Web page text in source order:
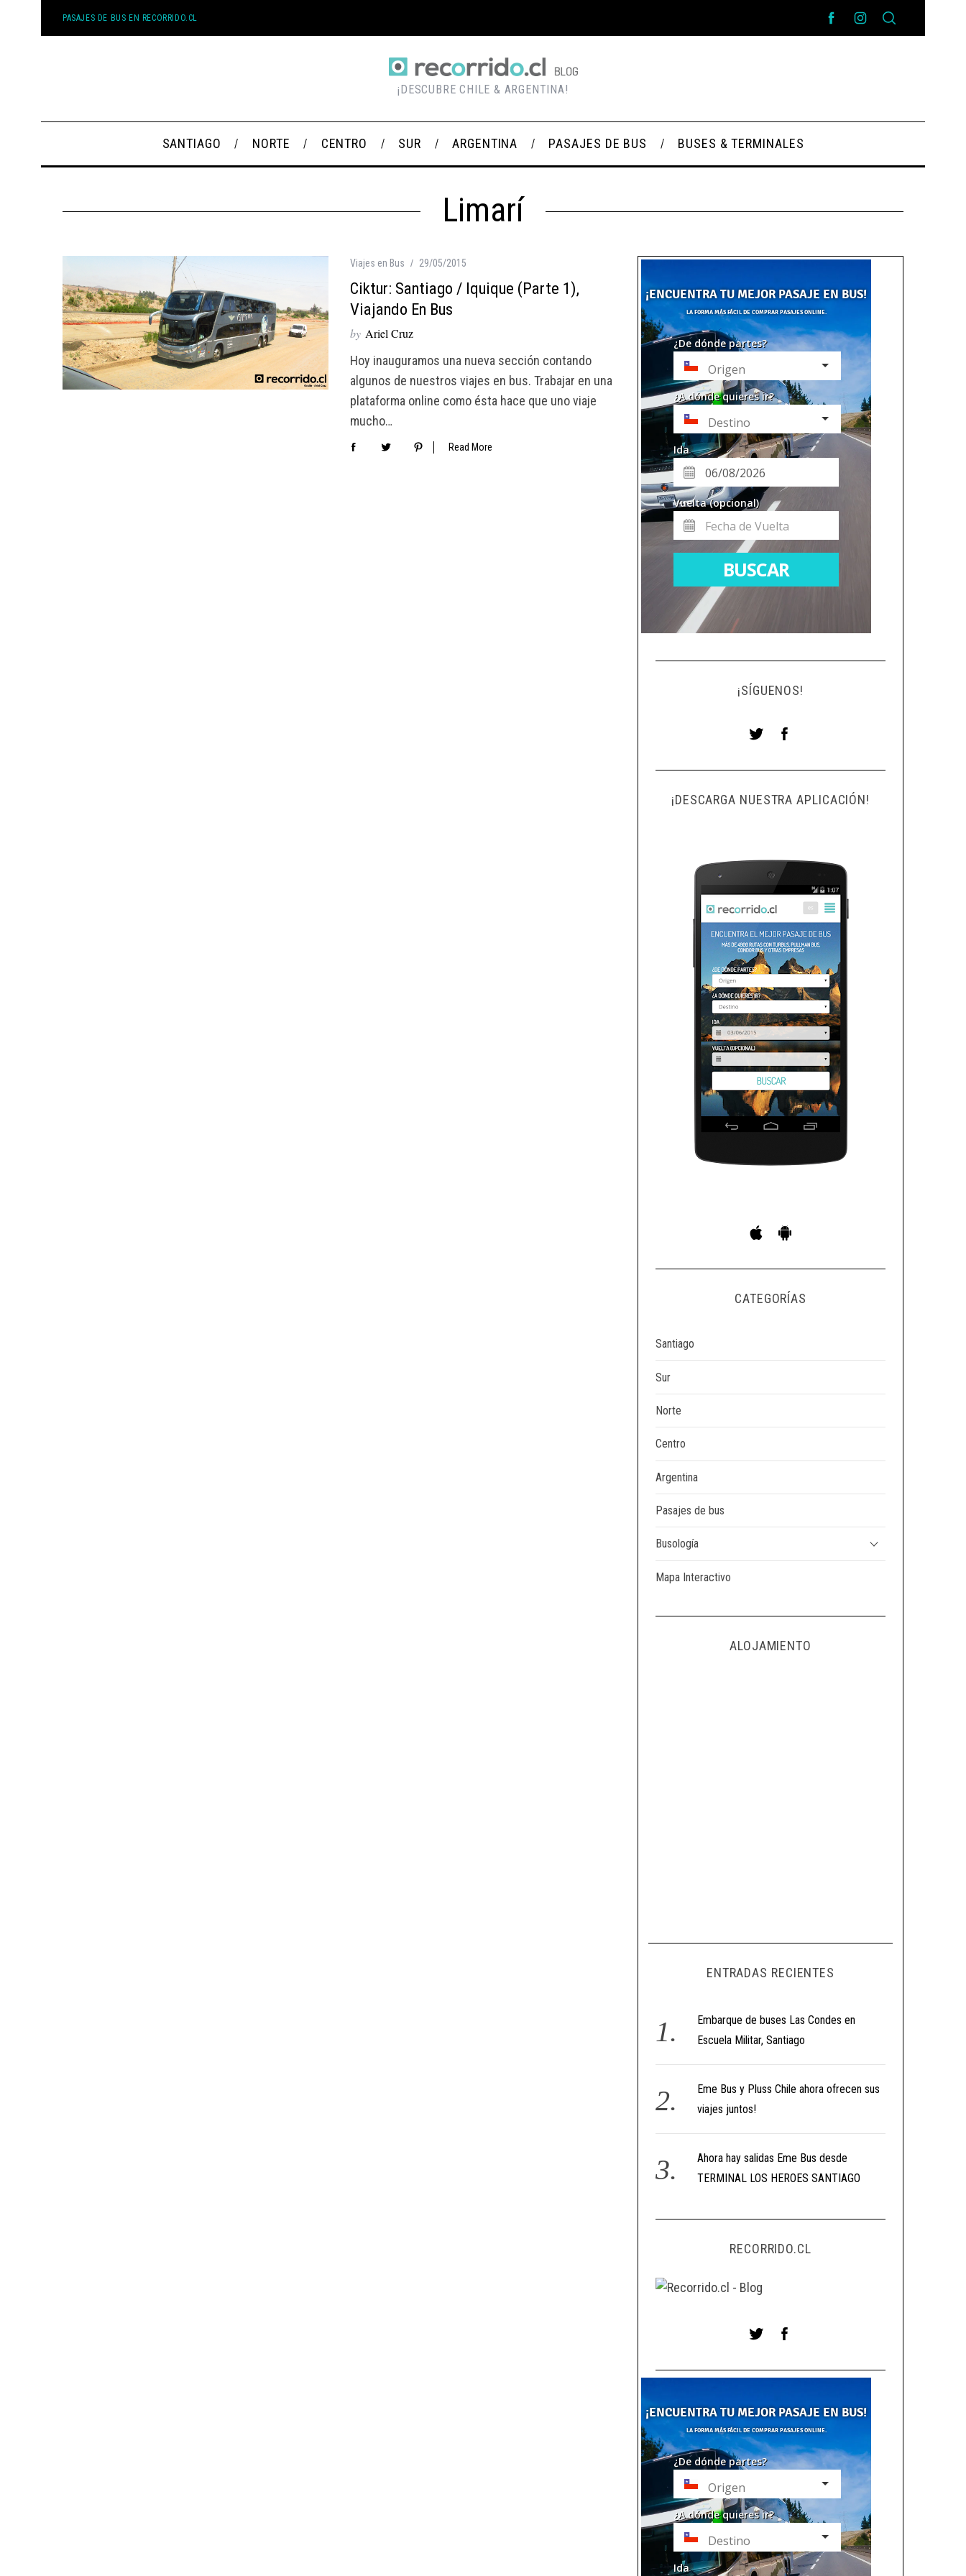
PASAJES DE BUS EN RECORRIDO.CL
¡DESCUBRE CHILE & ARGENTINA!
SANTIAGO NORTE CENTRO SUR ARGENTINA PASAJES DE BUS BUSES & TERMINALES
Limarí
Viajes en Bus 29/05/2015
Ciktur: Santiago / Iquique (Parte 1),
Viajando En Bus
by Ariel Cruz
Hoy inauguramos una nueva sección contando
algunos de nuestros viajes en bus. Trabajar en una
plataforma online como ésta hace que uno viaje
mucho…
Read More
¡SÍGUENOS!
¡DESCARGA NUESTRA APLICACIÓN!
CATEGORÍAS
Santiago
Sur
Norte
Centro
Argentina
Pasajes de bus
Busología
Mapa Interactivo
ALOJAMIENTO
ENTRADAS RECIENTES
Embarque de buses Las Condes en
Escuela Militar, Santiago
Eme Bus y Pluss Chile ahora ofrecen sus
viajes juntos!
Ahora hay salidas Eme Bus desde
TERMINAL LOS HEROES SANTIAGO
RECORRIDO.CL